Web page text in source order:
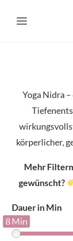
Inhalt
Yoga Nidra
körperlicher,
Mehr
gewünscht?
Dauer in Min
8 Min